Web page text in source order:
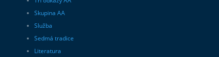
Skupina AA
Služba
Sedmá tradice
Literatura